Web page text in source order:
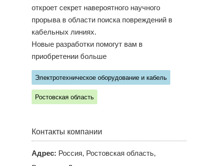
откроет секрет навероятного научного
прорыва в области поиска повреждений в
кабельных линиях.
Новые разработки помогут вам в
приобретении больше
Электротехническое оборудование и кабель
Ростовская область
Контакты компании
Адрес: Россия, Ростовская область,